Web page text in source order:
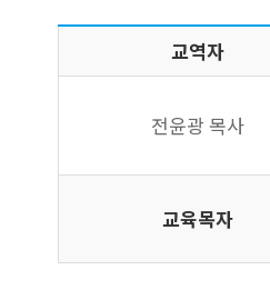
교역자
전윤광 목사
교육목자